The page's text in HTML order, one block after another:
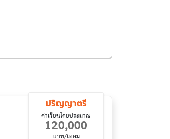
ปริญญาตรี
ค่าเรียนโดยประมาณ
120,000
บาท/เทอม